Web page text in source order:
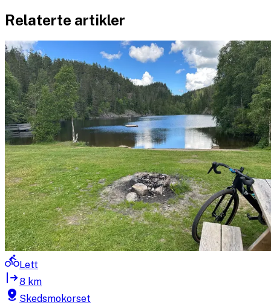
Relaterte artikler
Lett
8 km
Skedsmokorset